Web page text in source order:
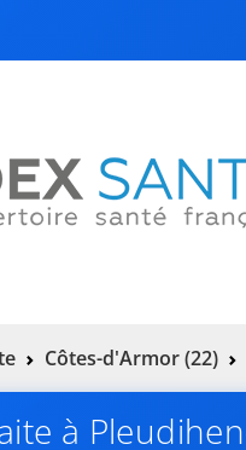
Côtes-d'Armor (22)
à